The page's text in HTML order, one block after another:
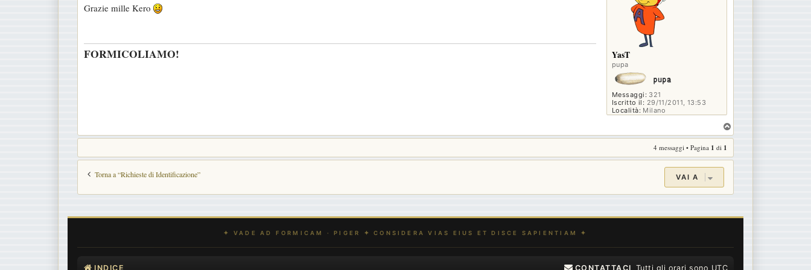
YasT
pupa
Messaggi: 321
Iscritto il: 29/11/2011, 13:53
Località: Milano
s
a
g
Grazie mille Kero
FORMICOLIAMO!
o
4 messaggi • Pagina 1 di 1
Torna a “Richieste di Identificazione” VAI A
INDICE Tutti gli orari sono UTC
CONTATTACI